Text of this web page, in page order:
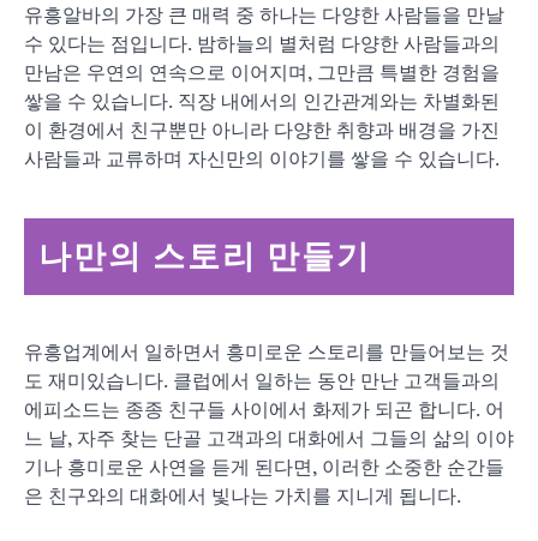
유흥알바의 가장 큰 매력 중 하나는 다양한 사람들을 만날
수 있다는 점입니다. 밤하늘의 별처럼 다양한 사람들과의
만남은 우연의 연속으로 이어지며, 그만큼 특별한 경험을
쌓을 수 있습니다. 직장 내에서의 인간관계와는 차별화된
이 환경에서 친구뿐만 아니라 다양한 취향과 배경을 가진
사람들과 교류하며 자신만의 이야기를 쌓을 수 있습니다.
나만의 스토리 만들기
유흥업계에서 일하면서 흥미로운 스토리를 만들어보는 것
도 재미있습니다. 클럽에서 일하는 동안 만난 고객들과의
에피소드는 종종 친구들 사이에서 화제가 되곤 합니다. 어
느 날, 자주 찾는 단골 고객과의 대화에서 그들의 삶의 이야
기나 흥미로운 사연을 듣게 된다면, 이러한 소중한 순간들
은 친구와의 대화에서 빛나는 가치를 지니게 됩니다.